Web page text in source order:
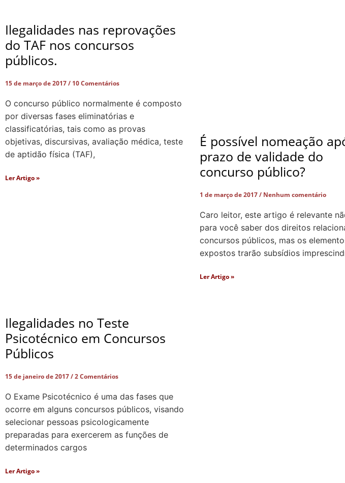
Ilegalidades nas reprovações
do TAF nos concursos
públicos.
15 de março de 2017 10 Comentários
O concurso público normalmente é composto
por diversas fases eliminatórias e
classificatórias, tais como as provas
objetivas, discursivas, avaliação médica, teste
de aptidão física (TAF),
Ler Artigo »
É possível nomeação
prazo de validade do
concurso público?
1 de março de 2017 Nenhum comentário
Caro leitor, este artigo é relevante
para você saber dos direitos
concursos públicos, mas os
expostos trarão subsídios
Ler Artigo »
Ilegalidades no Teste
Psicotécnico em Concursos
Públicos
15 de janeiro de 2017 2 Comentários
O Exame Psicotécnico é uma das fases que
ocorre em alguns concursos públicos, visando
selecionar pessoas psicologicamente
preparadas para exercerem as funções de
determinados cargos
Ler Artigo »